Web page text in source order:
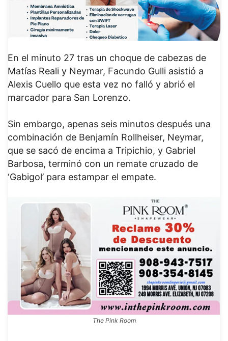
En el minuto 27 tras un choque de cabezas de
Matías Reali y Neymar, Facundo Gulli asistió a
Alexis Cuello que esta vez no falló y abrió el
marcador para San Lorenzo.
Sin embargo, apenas seis minutos después una
combinación de Benjamín Rollheiser, Neymar,
que se sacó de encima a Tripichio, y Gabriel
Barbosa, terminó con un remate cruzado de
‘Gabigol’ para estampar el empate.
The Pink Room